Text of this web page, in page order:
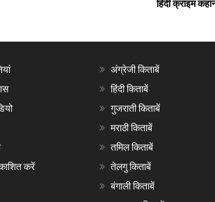
हिंदी क्राइम
करें
अंग्रेजी किताबें
हिंदी किताबें
गुजराती किताबें
मराठी किताबें
तमिल किताबें
तेलगु किताबें
बंगाली किताबें